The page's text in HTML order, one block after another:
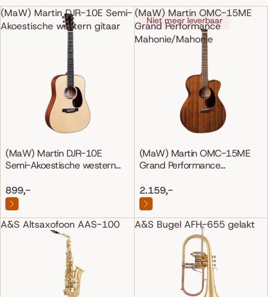
(MaW) Martin DJR-10E Semi-
Akoestische western gitaar
(MaW) Martin DJR-10E
Semi-Akoestische western
899,-
(MaW) Martin OMC-15ME
Grand Performance
Mahonie/Mahonie
Niet meer leverbaar
(MaW) Martin OMC-15ME
Grand Performance
2.159,-
A&S Altsaxofoon AAS-100 A&S Bugel AFH-655 gelakt